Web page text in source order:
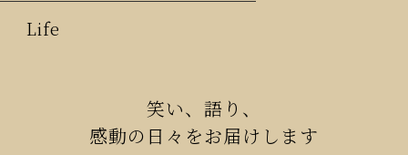
笑い、語り、
感動の日々をお届けします